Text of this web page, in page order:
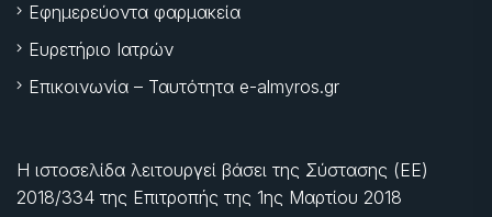
Εφημερεύοντα φαρμακεία
Ευρετήριο Ιατρών
Επικοινωνία – Ταυτότητα e-almyros.gr
Η ιστοσελίδα λειτουργεί βάσει της Σύστασης (ΕΕ)
2018/334 της Επιτροπής της 1ης Μαρτίου 2018